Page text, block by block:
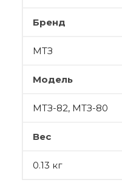
Бренд
МТЗ
Модель
МТЗ-82, МТЗ-80
Вес
0.13 кг